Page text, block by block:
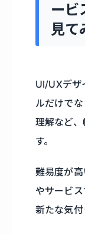
ービ
見て
UI/UXデザ
ルだけで
理解など
す。
難易度が
やサービ
新たな気付